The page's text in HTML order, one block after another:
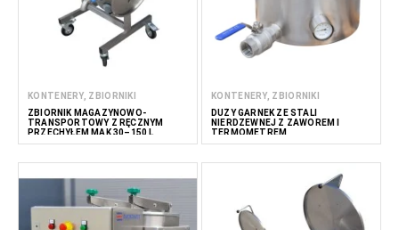
KONTENERY, ZBIORNIKI
ZBIORNIK MAGAZYNOWO-
TRANSPORTOWY Z RĘCZNYM
PRZECHYŁEM MAK 30–150 L
KONTENERY, ZBIORNIKI
DUŻY GARNEK ZE STALI
NIERDZEWNEJ Z ZAWOREM I
TERMOMETREM